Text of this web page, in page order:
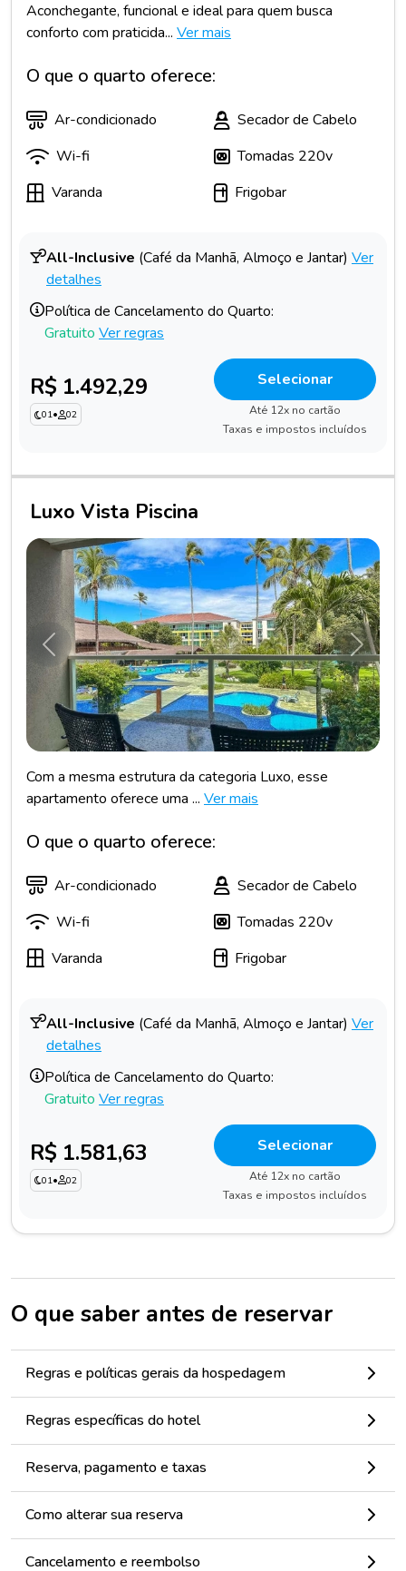
Aconchegante, funcional e ideal para quem busca
conforto com praticida... Ver mais
O que o quarto oferece:
Ar-condicionado
Secador de Cabelo
Wi-fi
Tomadas 220v
Varanda
Frigobar
All-Inclusive (Café da Manhã, Almoço e Jantar) Ver
detalhes
Política de Cancelamento do Quarto:
Gratuito Ver regras
R$ 1.492,29
01• 02
Selecionar
Até 12x no cartão
Taxas e impostos incluídos
Luxo Vista Piscina
Anterior
Com a mesma estrutura da categoria Luxo, esse
apartamento oferece uma ... Ver mais
O que o quarto oferece:
Ar-condicionado
Secador de Cabelo
Wi-fi
Tomadas 220v
Varanda
Frigobar
All-Inclusive (Café da Manhã, Almoço e Jantar) Ver
detalhes
Política de Cancelamento do Quarto:
Gratuito Ver regras
R$ 1.581,63
01• 02
Selecionar
Até 12x no cartão
Taxas e impostos incluídos
O que saber antes de reservar
Regras e políticas gerais da hospedagem
Regras específicas do hotel
Reserva, pagamento e taxas
Como alterar sua reserva
Cancelamento e reembolso